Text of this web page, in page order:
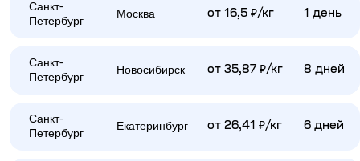
Санкт-
Петербург
Москва от 16,5 ₽/кг 1 день
Санкт-
Петербург
Новосибирск от 35,87 ₽/кг 8 дней
Санкт-
Петербург
Екатеринбург от 26,41 ₽/кг 6 дней